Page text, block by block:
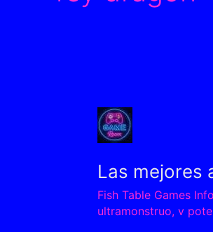
Las mejores
Fish Table Games Info
ultramonstruo, v
Las
mejores
aplicaciones
juegos
de
pesca